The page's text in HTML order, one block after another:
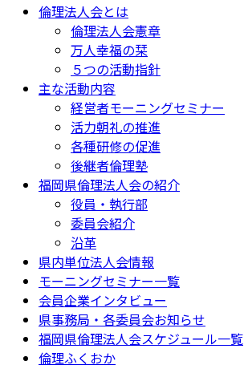
倫理法人会とは
倫理法人会憲章
万人幸福の栞
５つの活動指針
主な活動内容
経営者モーニングセミナー
活力朝礼の推進
各種研修の促進
後継者倫理塾
福岡県倫理法人会の紹介
役員・執行部
委員会紹介
沿革
県内単位法人会情報
モーニングセミナー一覧
会員企業インタビュー
県事務局・各委員会お知らせ
福岡県倫理法人会スケジュール一覧
倫理ふくおか